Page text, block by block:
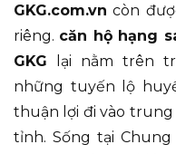
GKG.com.vn còn
riêng. căn hộ hạng
GKG lại nằm trên
những tuyến lộ
thuận lợi đi vào trung
tỉnh. Sống tại